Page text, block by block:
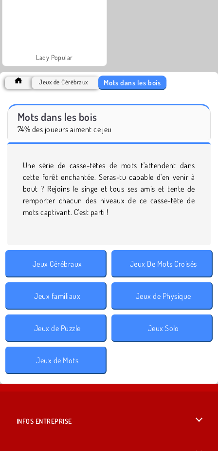
Lady Popular
Jeux de Cérébraux Mots dans les bois
Mots dans les bois
74% des joueurs aiment ce jeu
Une série de casse-têtes de mots t'attendent dans
cette forêt enchantée. Seras-tu capable d'en venir à
bout ? Rejoins le singe et tous ses amis et tente de
remporter chacun des niveaux de ce casse-tête de
mots captivant. C'est parti !
Jeux Cérébraux Jeux De Mots Croisés
Jeux familiaux Jeux de Physique
Jeux de Puzzle Jeux Solo
Jeux de Mots
INFOS ENTREPRISE